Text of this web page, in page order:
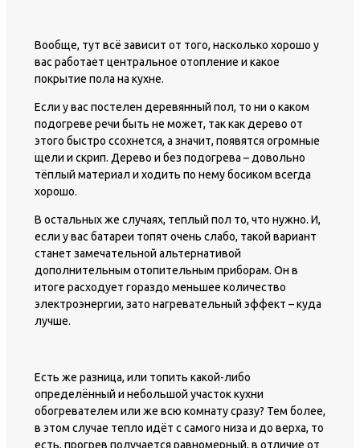
Вообще, тут всё зависит от того, насколько хорошо у
вас работает центральное отопление и какое
покрытие пола на кухне.
Если у вас постелен деревянный пол, то ни о каком
подогреве речи быть не может, так как дерево от
этого быстро ссохнется, а значит, появятся огромные
щели и скрип. Дерево и без подогрева – довольно
тёплый материал и ходить по нему босиком всегда
хорошо.
В остальных же случаях, теплый пол то, что нужно. И,
если у вас батареи топят очень слабо, такой вариант
станет замечательной альтернативой
дополнительным отопительным приборам. Он в
итоге расходует гораздо меньшее количество
электроэнергии, зато нагревательный эффект – куда
лучше.
Есть же разница, или топить какой-либо
определённый и небольшой участок кухни
обогревателем или же всю комнату сразу? Тем более,
в этом случае тепло идёт с самого низа и до верха, то
есть, прогрев получается равномерный, в отличие от